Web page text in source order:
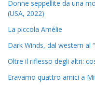
Donne seppellite da una
(USA, 2022)
La piccola Amélie
Dark Winds, dal western al
Oltre il riflesso degli altri:
Eravamo quattro amici a